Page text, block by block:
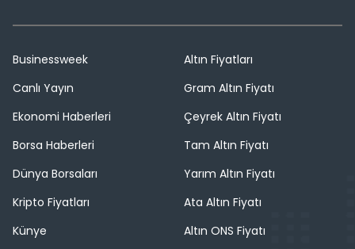
Businessweek
Canlı Yayın
Ekonomi Haberleri
Borsa Haberleri
Dünya Borsaları
Kripto Fiyatları
Künye
Altın Fiyatları
Gram Altın Fiyatı
Çeyrek Altın Fiyatı
Tam Altın Fiyatı
Yarım Altın Fiyatı
Ata Altın Fiyatı
Altın ONS Fiyatı